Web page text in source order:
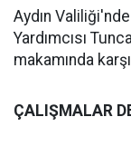
Aydın
Yardımcısı
makamında
ÇALIŞMALAR